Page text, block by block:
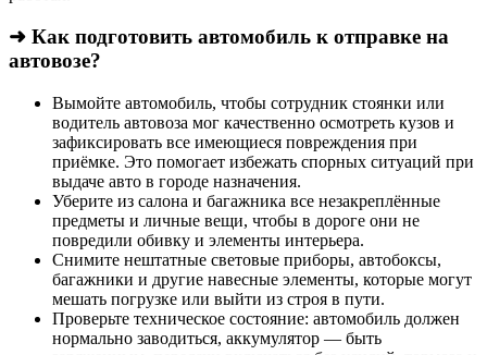
➜ Как подготовить автомобиль к отправке на
автовозе?
Вымойте автомобиль, чтобы сотрудник стоянки или
водитель автовоза мог качественно осмотреть кузов и
зафиксировать все имеющиеся повреждения при
приёмке. Это помогает избежать спорных ситуаций при
выдаче авто в городе назначения.
Уберите из салона и багажника все незакреплённые
предметы и личные вещи, чтобы в дороге они не
повредили обивку и элементы интерьера.
Снимите нештатные световые приборы, автобоксы,
багажники и другие навесные элементы, которые могут
мешать погрузке или выйти из строя в пути.
Проверьте техническое состояние: автомобиль должен
нормально заводиться, аккумулятор — быть